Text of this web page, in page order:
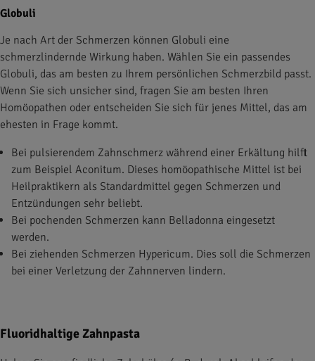
Globuli
Je nach Art der Schmerzen können Globuli eine
schmerzlindernde Wirkung haben. Wählen Sie ein passendes
Globuli, das am besten zu Ihrem persönlichen Schmerzbild passt.
Wenn Sie sich unsicher sind, fragen Sie am besten Ihren
Homöopathen oder entscheiden Sie sich für jenes Mittel, das am
ehesten in Frage kommt.
Bei pulsierendem Zahnschmerz während einer Erkältung hilft
zum Beispiel Aconitum. Dieses homöopathische Mittel ist bei
Heilpraktikern als Standardmittel gegen Schmerzen und
Entzündungen sehr beliebt.
Bei pochenden Schmerzen kann Belladonna eingesetzt
werden.
Bei ziehenden Schmerzen Hypericum. Dies soll die Schmerzen
bei einer Verletzung der Zahnnerven lindern.
Fluoridhaltige Zahnpasta